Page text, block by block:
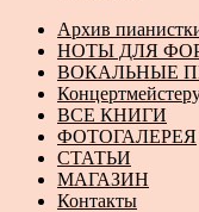
Архив
НОТЫ ДЛЯ
ВОКАЛЬНЫЕ
ВСЕ КНИГИ
ФОТОГАЛЕРЕЯ
СТАТЬИ
МАГАЗИН
Контакты